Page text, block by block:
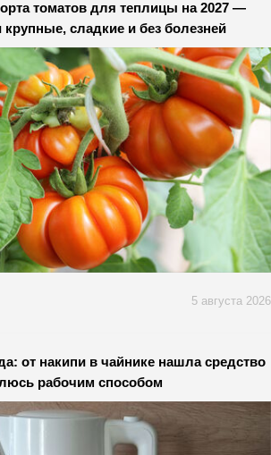
томатов для теплицы на 2027 —
сладкие и без болезней
5 августа 2026
от накипи в чайнике нашла средство
рабочим способом